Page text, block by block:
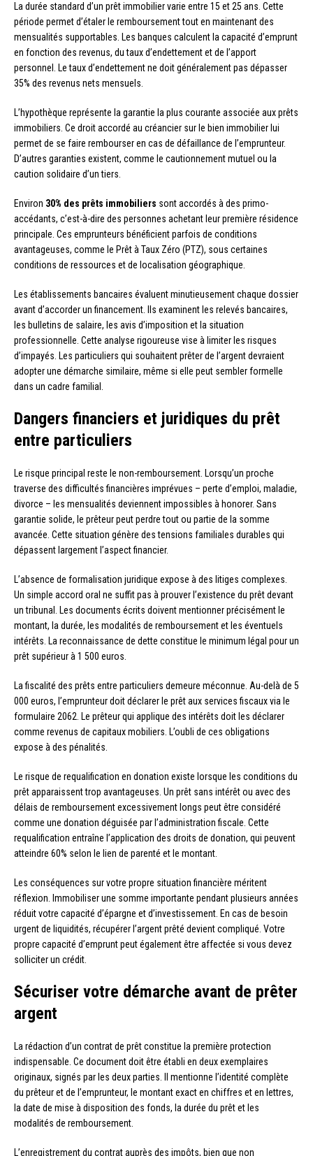
La durée standard d’un prêt immobilier varie entre 15 et 25 ans. Cette
période permet d’étaler le remboursement tout en maintenant des
mensualités supportables. Les banques calculent la capacité d’emprunt
en fonction des revenus, du taux d’endettement et de l’apport
personnel. Le taux d’endettement ne doit généralement pas dépasser
35% des revenus nets mensuels.
L’hypothèque représente la garantie la plus courante associée aux prêts
immobiliers. Ce droit accordé au créancier sur le bien immobilier lui
permet de se faire rembourser en cas de défaillance de l’emprunteur.
D’autres garanties existent, comme le cautionnement mutuel ou la
caution solidaire d’un tiers.
Environ 30% des prêts immobiliers sont accordés à des primo-
accédants, c’est-à-dire des personnes achetant leur première résidence
principale. Ces emprunteurs bénéficient parfois de conditions
avantageuses, comme le Prêt à Taux Zéro (PTZ), sous certaines
conditions de ressources et de localisation géographique.
Les établissements bancaires évaluent minutieusement chaque dossier
avant d’accorder un financement. Ils examinent les relevés bancaires,
les bulletins de salaire, les avis d’imposition et la situation
professionnelle. Cette analyse rigoureuse vise à limiter les risques
d’impayés. Les particuliers qui souhaitent prêter de l’argent devraient
adopter une démarche similaire, même si elle peut sembler formelle
dans un cadre familial.
Dangers financiers et juridiques du prêt
entre particuliers
Le risque principal reste le non-remboursement. Lorsqu’un proche
traverse des difficultés financières imprévues – perte d’emploi, maladie,
divorce – les mensualités deviennent impossibles à honorer. Sans
garantie solide, le prêteur peut perdre tout ou partie de la somme
avancée. Cette situation génère des tensions familiales durables qui
dépassent largement l’aspect financier.
L’absence de formalisation juridique expose à des litiges complexes.
Un simple accord oral ne suffit pas à prouver l’existence du prêt devant
un tribunal. Les documents écrits doivent mentionner précisément le
montant, la durée, les modalités de remboursement et les éventuels
intérêts. La reconnaissance de dette constitue le minimum légal pour un
prêt supérieur à 1 500 euros.
La fiscalité des prêts entre particuliers demeure méconnue. Au-delà de 5
000 euros, l’emprunteur doit déclarer le prêt aux services fiscaux via le
formulaire 2062. Le prêteur qui applique des intérêts doit les déclarer
comme revenus de capitaux mobiliers. L’oubli de ces obligations
expose à des pénalités.
Le risque de requalification en donation existe lorsque les conditions du
prêt apparaissent trop avantageuses. Un prêt sans intérêt ou avec des
délais de remboursement excessivement longs peut être considéré
comme une donation déguisée par l’administration fiscale. Cette
requalification entraîne l’application des droits de donation, qui peuvent
atteindre 60% selon le lien de parenté et le montant.
Les conséquences sur votre propre situation financière méritent
réflexion. Immobiliser une somme importante pendant plusieurs années
réduit votre capacité d’épargne et d’investissement. En cas de besoin
urgent de liquidités, récupérer l’argent prêté devient compliqué. Votre
propre capacité d’emprunt peut également être affectée si vous devez
solliciter un crédit.
Sécuriser votre démarche avant de prêter
argent
La rédaction d’un contrat de prêt constitue la première protection
indispensable. Ce document doit être établi en deux exemplaires
originaux, signés par les deux parties. Il mentionne l’identité complète
du prêteur et de l’emprunteur, le montant exact en chiffres et en lettres,
la date de mise à disposition des fonds, la durée du prêt et les
modalités de remboursement.
L’enregistrement du contrat auprès des impôts, bien que non